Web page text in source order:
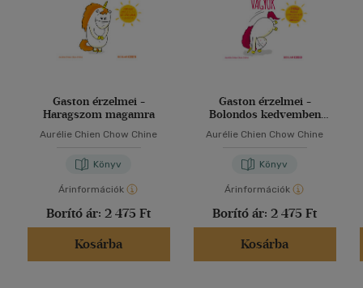
Gaston érzelmei -
Haragszom magamra
Aurélie Chien Chow Chine
Könyv
Árinformációk
Borító ár: 2 475 Ft
Kosárba
Gaston érzelmei -
Bolondos kedvemben
Aurélie Chien Chow Chine
Könyv
Árinformációk
Borító ár: 2 475 Ft
Kosárba